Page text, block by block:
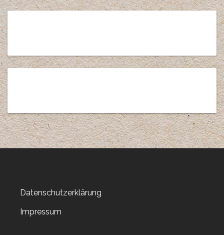
Datenschutzerklärung
Impressum